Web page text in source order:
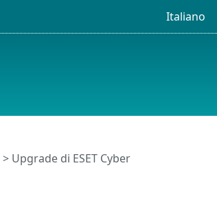
Italiano
> Upgrade di ESET Cyber